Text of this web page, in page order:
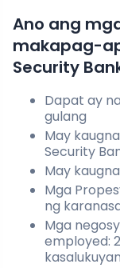
Ano ang
makapag-
Security
Dapat ay
gulang
May
Security
May
Mga
ng
Mga
employed: